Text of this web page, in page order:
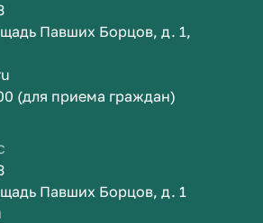
Павших Борцов, д. 1,
(для приема граждан)
Павших Борцов, д. 1